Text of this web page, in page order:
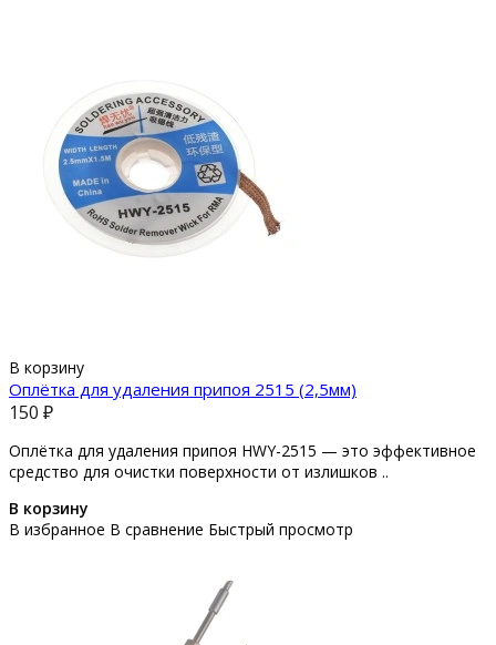
В корзину
Оплётка для удаления припоя 2515 (2,5мм)
150 ₽
Оплётка для удаления припоя HWY-2515 — это эффективное
средство для очистки поверхности от излишков ..
В корзину
В избранное В сравнение Быстрый просмотр